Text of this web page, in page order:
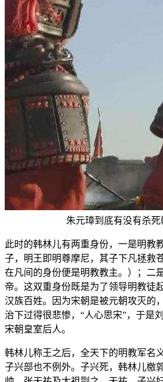
朱元璋到底有没有杀死
此时的韩林儿有两重身份，一是明教
子，明王即明尊摩尼，其子下凡拯救
在凡间的身份便是明教教主。）；二
帝。这双重身份既是为了领导明教徒
汉族百姓。因为宋朝是被元朝攻灭的
治下过得很悲惨，“人心思宋”，于是
宋朝皇室后人。
韩林儿称王之后，全天下的明教军名
子兴部也不例外。子兴死，韩林儿檄